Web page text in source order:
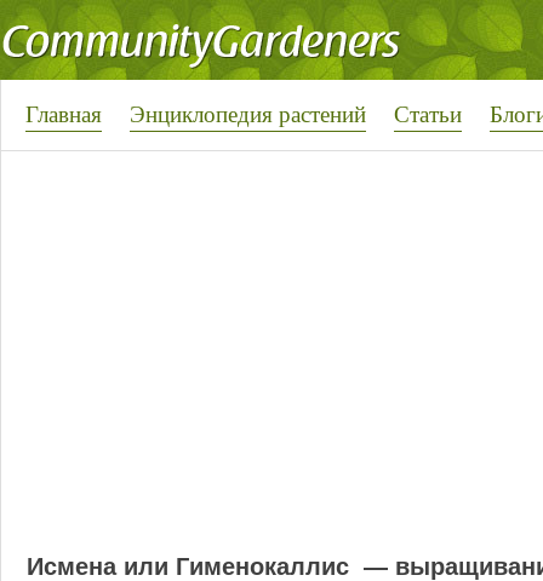
Главная Энциклопедия растений Статьи
Исмена или Гименокаллис —